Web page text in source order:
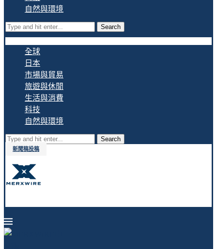
自然與環境
Search
全球
日本
市場與貿易
旅遊與休閒
生活與消費
科技
自然與環境
Search
新聞稿投稿